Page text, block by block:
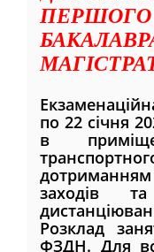
ПЕРШОГО
по 22 січня
в
заходів
Розклад
ФЗДН. Для